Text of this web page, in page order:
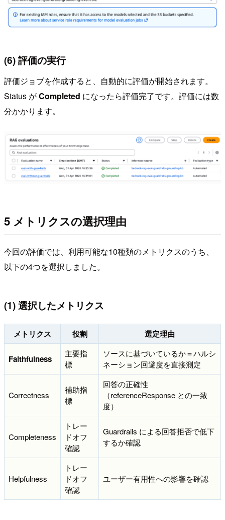
(6) 評価の実行
評価ジョブを作成すると、自動的に評価が開始されます。
Status がCompleted になったら評価完了です。評価には数
分かかります。
5 メトリクスの選択理由
今回の評価では、利用可能な10種類のメトリクスのうち、
以下の4つを選択しました。
(1) 選択したメトリクス
メトリクス 役割 選定理由
Faithfulness
主要指
標
ソースに基づいているか＝ハルシ
ネーション回避度を直接測定
Correctness
補助指
標
回答の正確性
（referenceResponse との一致
度）
Completeness
トレー
ドオフ
確認
Guardrails による回答拒否で低下
するか確認
Helpfulness
トレー
ドオフ
確認
ユーザー有用性への影響を確認